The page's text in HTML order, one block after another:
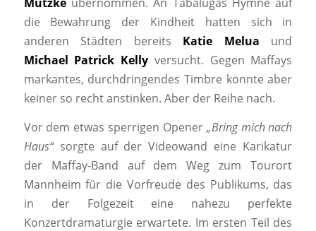
die Bewahrung der Kindheit hatten sich in
anderen Städten bereits Katie Melua und
Michael Patrick Kelly versucht. Gegen Maffays
markantes, durchdringendes Timbre konnte aber
keiner so recht anstinken. Aber der Reihe nach.
Vor dem etwas sperrigen Opener „Bring mich nach
Haus“sorgte auf der Videowand eine Karikatur
der Maffay-Band auf dem Weg zum Tourort
Mannheim für die Vorfreude des Publikums, das
in der Folgezeit eine nahezu perfekte
Konzertdramaturgie erwartete. Im ersten Teil des